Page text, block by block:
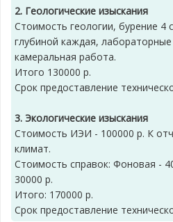
2. Геологические изыскания
Стоимость геологии, бурение 4
глубиной каждая,
камеральная работа.
Итого 130000 р.
Срок предоставление
3. Экологические изыскания
Стоимость ИЭИ - 100000 р. К
климат.
Стоимость справок: Фоновая -
30000 р.
Итого: 170000 р.
Срок предоставление